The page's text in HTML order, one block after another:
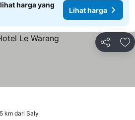
harga yang
Lihat harga
Bagikan
km dari Saly